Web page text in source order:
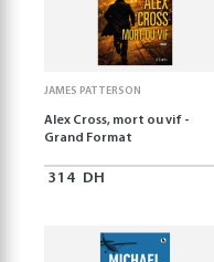
JAMES PATTERSON
Alex Cross, mort ou vif -
Grand Format
314 DH